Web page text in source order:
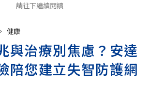
請往下繼續閱讀
健康
與治療別焦慮？安達
陪您建立失智防護網